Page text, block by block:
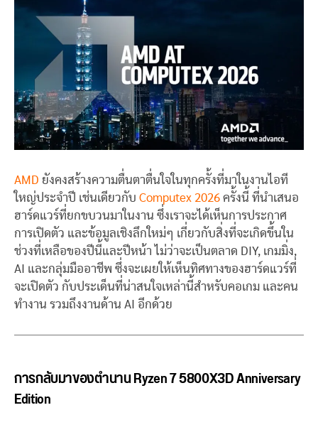
AMD ยังคงสร้างความตื่นตาตื่นใจในทุกครั้งที่มาในงานไอที
ใหญ่ประจำปี เช่นเดียวกับ Computex 2026 ครั้งนี้ ที่นำเสนอ
ฮาร์ดแวร์ที่ยกขบวนมาในงาน ซึ่งเราจะได้เห็นการประกาศ
การเปิดตัว และข้อมูลเชิงลึกใหม่ๆ เกี่ยวกับสิ่งที่จะเกิดขึ้นใน
ช่วงที่เหลือของปีนี้และปีหน้า ไม่ว่าจะเป็นตลาด DIY, เกมมิ่ง,
AI และกลุ่มมืออาชีพ ซึ่งจะเผยให้เห็นทิศทางของฮาร์ดแวร์ที่
จะเปิดตัว กับประเด็นที่น่าสนใจเหล่านี้สำหรับคอเกม และคน
ทำงาน รวมถึงงานด้าน AI อีกด้วย
การกลับมาของตำนาน Ryzen 7 5800X3D Anniversary
Edition